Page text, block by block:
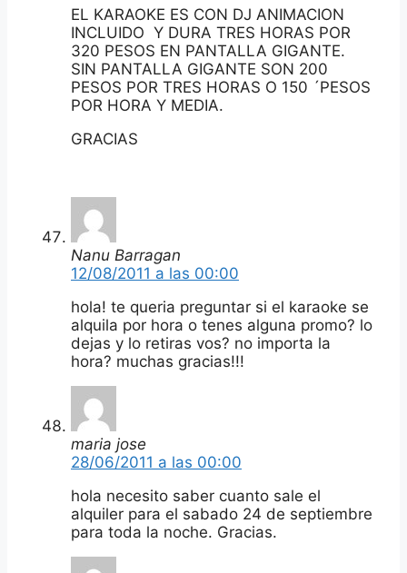
EL KARAOKE ES CON DJ ANIMACION
INCLUIDO Y DURA TRES HORAS POR
320 PESOS EN PANTALLA GIGANTE.
SIN PANTALLA GIGANTE SON 200
PESOS POR TRES HORAS O 150 ´PESOS
POR HORA Y MEDIA.
GRACIAS
Nanu Barragan
12/08/2011 a las 00:00
hola! te queria preguntar si el karaoke se
alquila por hora o tenes alguna promo? lo
dejas y lo retiras vos? no importa la
hora? muchas gracias!!!
maria jose
28/06/2011 a las 00:00
hola necesito saber cuanto sale el
alquiler para el sabado 24 de septiembre
para toda la noche. Gracias.